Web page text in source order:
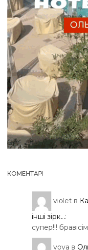
КОМЕНТАРІ
violet в
інші зірк...:
супер!!!
vova в